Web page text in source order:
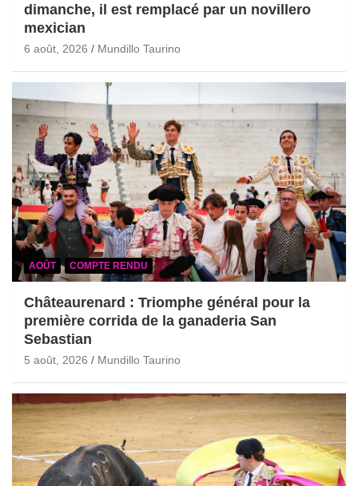
dimanche, il est remplacé par un novillero
mexician
6 août, 2026 Mundillo Taurino
AOÛT COMPTE RENDU
Châteaurenard : Triomphe général pour la
première corrida de la ganaderia San
Sebastian
5 août, 2026 Mundillo Taurino